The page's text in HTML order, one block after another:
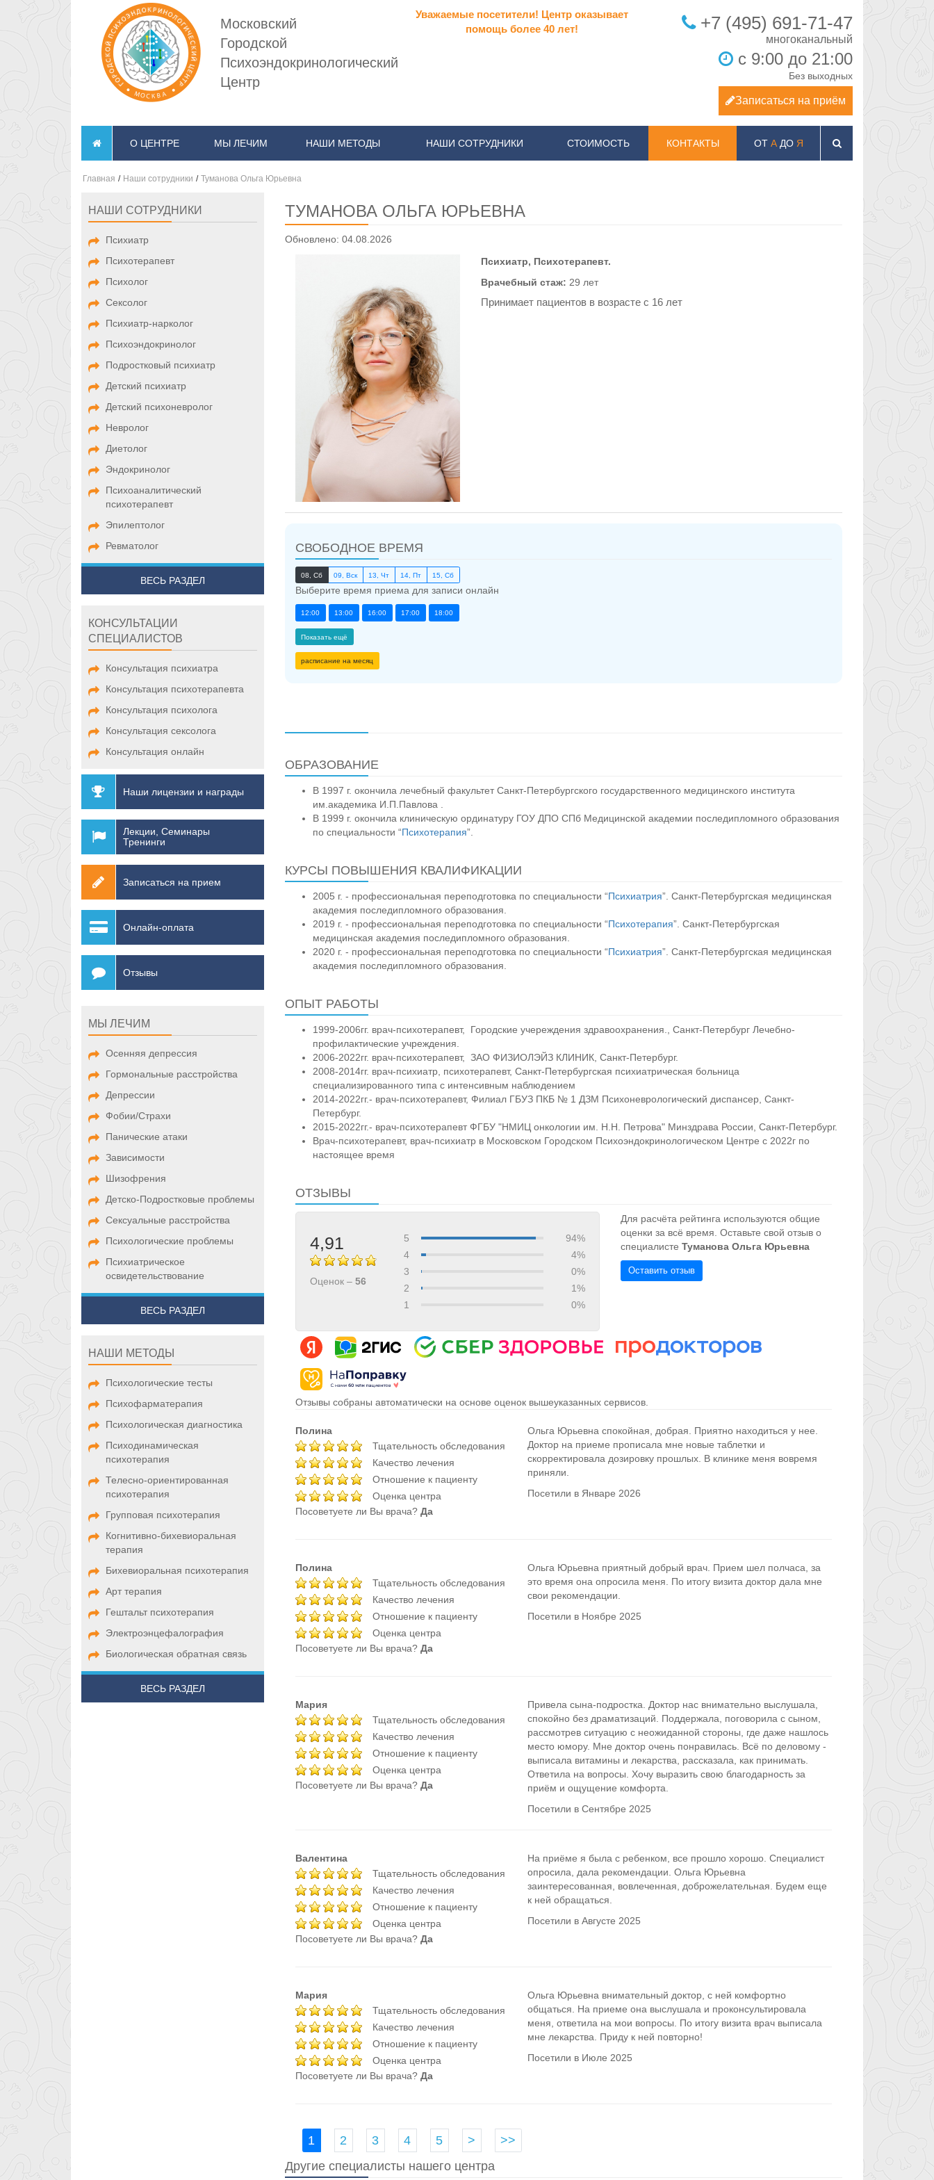
Московский
Городской
Психоэндокринологический
Центр
Уважаемые посетители! Центр оказывает
помощь более 40 лет!
+7 (495) 691-71-47
с 9:00 до 21:00
Без выходных
Записаться на приём
О ЦЕНТРЕ МЫ ЛЕЧИМ НАШИ МЕТОДЫ НАШИ СОТРУДНИКИ СТОИМОСТЬ КОНТАКТЫ ОТ АДО Я
Главная / Наши сотрудники / Туманова Ольга Юрьевна
НАШИ СОТРУДНИКИ
Психиатр
Психотерапевт
Психолог
Сексолог
Психиатр-нарколог
Психоэндокринолог
Подростковый психиатр
Детский психиатр
Детский психоневролог
Невролог
Диетолог
Эндокринолог
Психоаналитический
психотерапевт
Эпилептолог
Ревматолог
ВЕСЬ РАЗДЕЛ
КОНСУЛЬТАЦИИ
СПЕЦИАЛИСТОВ
Консультация психиатра
Консультация психотерапевта
Консультация психолога
Консультация сексолога
Консультация онлайн
Наши лицензии и награды
Лекции, Семинары
Тренинги
Записаться на прием
Онлайн-оплата
Отзывы
МЫ ЛЕЧИМ
Осенняя депрессия
Гормональные расстройства
Депрессии
Фобии/Страхи
Панические атаки
Зависимости
Шизофрения
Детско-Подростковые проблемы
Сексуальные расстройства
Психологические проблемы
Психиатрическое
освидетельствование
ВЕСЬ РАЗДЕЛ
НАШИ МЕТОДЫ
Психологические тесты
Психофарматерапия
Психологическая диагностика
Психодинамическая
психотерапия
Телесно-ориентированная
психотерапия
Групповая психотерапия
Когнитивно-бихевиоральная
терапия
Бихевиоральная психотерапия
Арт терапия
Гештальт психотерапия
Электроэнцефалография
Биологическая обратная связь
ВЕСЬ РАЗДЕЛ
ТУМАНОВА ОЛЬГА ЮРЬЕВНА
Обновлено: 04.08.2026
Психиатр, Психотерапевт.
Врачебный стаж: 29 лет
Принимает пациентов в возрасте c 16 лет
СВОБОДНОЕ ВРЕМЯ
08, Сб 09, Вск 13, Чт 14, Пт 15, Сб
Выберите время приема для записи онлайн
12:00 13:00 16:00 17:00 18:00
Показать ещё
расписание на месяц
ОБРАЗОВАНИЕ
В 1997 г. окончила лечебный факультет Санкт-Петербургского государственного медицинского института
им.академика И.П.Павлова .
В 1999 г. окончила клиническую ординатуру ГОУ ДПО СПб Медицинской академии последипломного образования
по специальности “Психотерапия”.
КУРСЫ ПОВЫШЕНИЯ КВАЛИФИКАЦИИ
2005 г. - профессиональная переподготовка по специальности “Психиатрия”. Санкт-Петербургская медицинская
академия последипломного образования.
2019 г. - профессиональная переподготовка по специальности “Психотерапия”. Санкт-Петербургская
медицинская академия последипломного образования.
2020 г. - профессиональная переподготовка по специальности “Психиатрия”. Санкт-Петербургская медицинская
академия последипломного образования.
ОПЫТ РАБОТЫ
1999-2006гг. врач-психотерапевт, Городские учереждения здравоохранения., Санкт-Петербург Лечебно-
профилактические учреждения.
2006-2022гг. врач-психотерапевт, ЗАО ФИЗИОЛЭЙЗ КЛИНИК, Санкт-Петербург.
2008-2014гг. врач-психиатр, психотерапевт, Санкт-Петербургская психиатрическая больница
специализированного типа с интенсивным наблюдением
2014-2022гг.- врач-психотерапевт, Филиал ГБУЗ ПКБ № 1 ДЗМ Психоневрологический диспансер, Санкт-
Петербург.
2015-2022гг.- врач-психотерапевт ФГБУ "НМИЦ онкологии им. Н.Н. Петрова" Минздрава России, Санкт-Петербург.
Врач-психотерапевт, врач-психиатр в Московском Городском Психоэндокринологическом Центре с 2022г по
настоящее время
ОТЗЫВЫ
4,91
Оценок – 56
5
94%
4
4%
3
0%
2
1%
1
0%
Для расчёта рейтинга используются общие
оценки за всё время. Оставьте свой отзыв о
специалисте Туманова Ольга Юрьевна
Оставить отзыв
Отзывы собраны автоматически на основе оценок вышеуказанных сервисов.
Полина
Тщательность обследования
Качество лечения
Отношение к пациенту
Оценка центра
Посоветуете ли Вы врача? Да
Ольга Юрьевна спокойная, добрая. Приятно находиться у нее.
Доктор на приеме прописала мне новые таблетки и
скорректировала дозировку прошлых. В клинике меня вовремя
приняли.
Посетили в Январе 2026
Полина
Тщательность обследования
Качество лечения
Отношение к пациенту
Оценка центра
Посоветуете ли Вы врача? Да
Ольга Юрьевна приятный добрый врач. Прием шел полчаса, за
это время она опросила меня. По итогу визита доктор дала мне
свои рекомендации.
Посетили в Ноябре 2025
Мария
Тщательность обследования
Качество лечения
Отношение к пациенту
Оценка центра
Посоветуете ли Вы врача? Да
Привела сына-подростка. Доктор нас внимательно выслушала,
спокойно без драматизаций. Поддержала, поговорила с сыном,
рассмотрев ситуацию с неожиданной стороны, где даже нашлось
место юмору. Мне доктор очень понравилась. Всё по деловому -
выписала витамины и лекарства, рассказала, как принимать.
Ответила на вопросы. Хочу выразить свою благодарность за
приём и ощущение комфорта.
Посетили в Сентябре 2025
Валентина
Тщательность обследования
Качество лечения
Отношение к пациенту
Оценка центра
Посоветуете ли Вы врача? Да
На приёме я была с ребенком, все прошло хорошо. Специалист
опросила, дала рекомендации. Ольга Юрьевна
заинтересованная, вовлеченная, доброжелательная. Будем еще
к ней обращаться.
Посетили в Августе 2025
Мария
Тщательность обследования
Качество лечения
Отношение к пациенту
Оценка центра
Посоветуете ли Вы врача? Да
Ольга Юрьевна внимательный доктор, с ней комфортно
общаться. На приеме она выслушала и проконсультировала
меня, ответила на мои вопросы. По итогу визита врач выписала
мне лекарства. Приду к ней повторно!
Посетили в Июле 2025
1 2 3 4 5 >
>>
Другие специалисты нашего центра